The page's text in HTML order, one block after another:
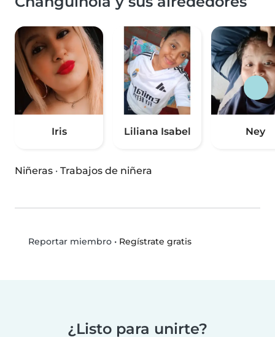
Iris Liliana Isabel Ney
Niñeras · Trabajos de niñera
Reportar miembro• Regístrate gratis
¿Listo para unirte?